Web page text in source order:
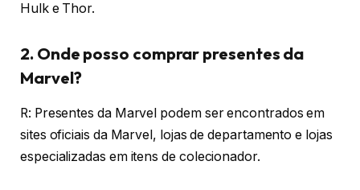
Hulk e Thor.
2. Onde posso comprar presentes da
Marvel?
R: Presentes da Marvel podem ser encontrados em
sites oficiais da Marvel, lojas de departamento e lojas
especializadas em itens de colecionador.